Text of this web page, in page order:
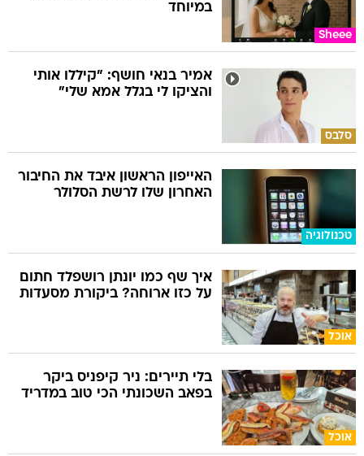
Sheee
במיוחד
סלבס
אמיר בנאי חושף: "קיללו אותי
והציקו לי בגלל אמא שלי"
טכנולוגיה
האייפון הראשון איבד את החיבור
האחרון שלו לרשת הסלולר
אוכל
איך שף כמו יונתן רושפלד חתום
על כזו ארוחה? ביקורת מסעדות
אוכל
בלי תיירים: ניר קיפניס ביקר
בפאב השכונתי הכי טוב במדריד